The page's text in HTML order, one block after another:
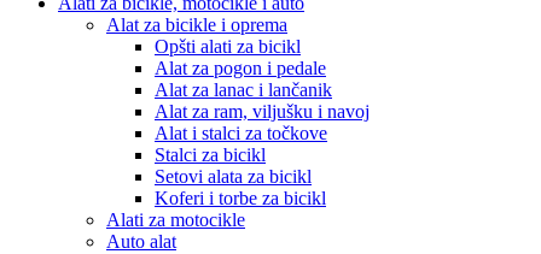
Alat za bicikle i oprema
Opšti alati za bicikl
Alat za pogon i pedale
Alat za lanac i lančanik
Alat za ram, viljušku i navoj
Alat i stalci za točkove
Stalci za bicikl
Setovi alata za bicikl
Koferi i torbe za bicikl
Alati za motocikle
Auto alat